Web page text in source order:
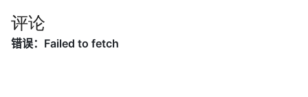
53. 最大子数组和
51. 数组中的逆序对
8.14. 布尔运算
评论